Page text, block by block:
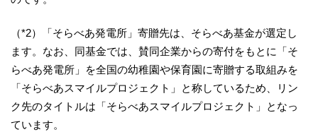
（*2）「そらべあ発電所」寄贈先は、そらべあ基金が選定し
ます。なお、同基金では、賛同企業からの寄付をもとに「そ
らべあ発電所」を全国の幼稚園や保育園に寄贈する取組みを
「そらべあスマイルプロジェクト」と称しているため、リン
ク先のタイトルは「そらべあスマイルプロジェクト」となっ
ています。